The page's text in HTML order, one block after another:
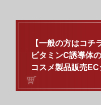
【一般の方はコチ
ビタミンC誘導体
コスメ製品販売